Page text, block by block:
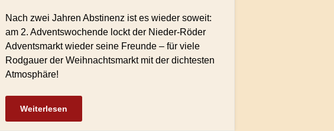
Nach zwei Jahren Abstinenz ist es wieder soweit:
am 2. Adventswochende lockt der Nieder-Röder
Adventsmarkt wieder seine Freunde – für viele
Rodgauer der Weihnachtsmarkt mit der dichtesten
Atmosphäre!
Weiterlesen